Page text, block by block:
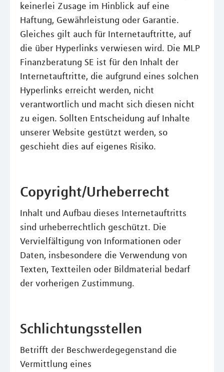
keinerlei Zusage im Hinblick auf eine
Haftung, Gewährleistung oder Garantie.
Gleiches gilt auch für Internetauftritte, auf
die über Hyperlinks verwiesen wird. Die MLP
Finanzberatung SE ist für den Inhalt der
Internetauftritte, die aufgrund eines solchen
Hyperlinks erreicht werden, nicht
verantwortlich und macht sich diesen nicht
zu eigen. Sollten Entscheidung auf Inhalte
unserer Website gestützt werden, so
geschieht dies auf eigenes Risiko.
Copyright/Urheberrecht
Inhalt und Aufbau dieses Internetauftritts
sind urheberrechtlich geschützt. Die
Vervielfältigung von Informationen oder
Daten, insbesondere die Verwendung von
Texten, Textteilen oder Bildmaterial bedarf
der vorherigen Zustimmung.
Schlichtungsstellen
Betrifft der Beschwerdegegenstand die
Vermittlung eines